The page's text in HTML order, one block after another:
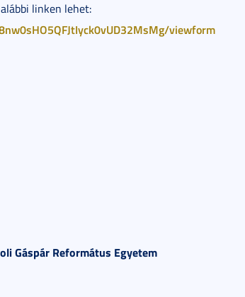
linken lehet:
viewform
Gáspár Református Egyetem